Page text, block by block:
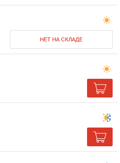
НЕТ НА СКЛАДЕ